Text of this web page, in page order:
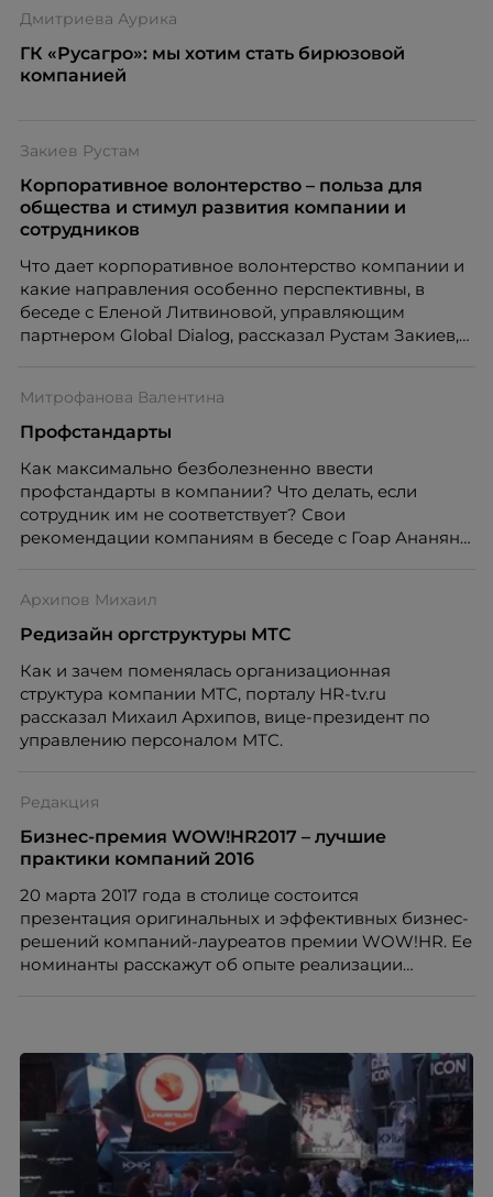
Дмитриева Аурика
ГК «Русагро»: мы хотим стать бирюзовой
компанией
Закиев Рустам
Корпоративное волонтерство – польза для
общества и стимул развития компании и
сотрудников
Что дает корпоративное волонтерство компании и
какие направления особенно перспективны, в
беседе с Еленой Литвиновой, управляющим
партнером Global Dialog, рассказал Рустам Закиев,
Митрофанова Валентина
Профстандарты
Как максимально безболезненно ввести
профстандарты в компании? Что делать, если
сотрудник им не соответствует? Свои
рекомендации компаниям в беседе с Гоар Ананян
партнеры».
Архипов Михаил
Редизайн оргструктуры МТС
Как и зачем поменялась организационная
структура компании МТС, порталу HR-tv.ru
рассказал Михаил Архипов, вице-президент по
управлению персоналом МТС.
Редакция
Бизнес-премия WOW!HR2017 – лучшие
практики компаний 2016
20 марта 2017 года в столице состоится
презентация оригинальных и эффективных бизнес-
решений компаний-лауреатов премии WOW!HR. Ее
номинанты расскажут об опыте реализации